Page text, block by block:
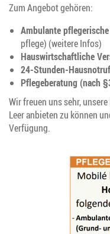
Zum Ange­bot gehören:
Ambu­lan­te
pfle­ge) (wei­te­re Infos)
Haus­wirt­schaft­li­che
24-Stun­den-Haus­not­ruf
Pfle­ge­be­ra­tung (nach
Wir freu­en uns sehr,
Leer anbie­ten zu kön­nen
Verfügung.